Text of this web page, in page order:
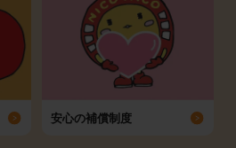
安心の補償制度